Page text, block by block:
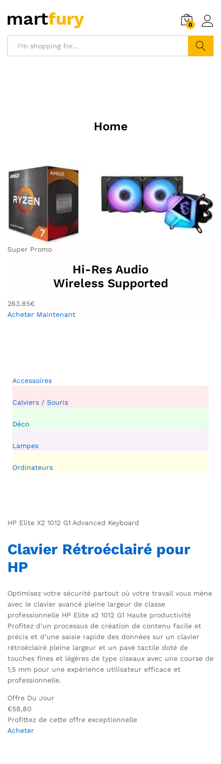
0
Home
Super Promo
Hi-Res Audio
Wireless Supported
263.85€
Acheter Maintenant
Accessoires
Calviers / Souris
Déco
Lampes
Ordinateurs
HP Elite X2 1012 G1 Advanced Keyboard
Clavier Rétroéclairé pour
HP
Optimisez votre sécurité partout où votre travail vous mène
avec le clavier avancé pleine largeur de classe
professionnelle HP Elite x2 1012 G1 Haute productivité
Profitez d’un processus de création de contenu facile et
précis et d’une saisie rapide des données sur un clavier
rétroéclairé pleine largeur et un pavé tactile doté de
touches fines et légères de type ciseaux avec une course de
1,5 mm pour une expérience utilisateur efficace et
professionnelle.
Offre Du Jour
€58,80
Profittez de cette offre exceptionnelle
Acheter